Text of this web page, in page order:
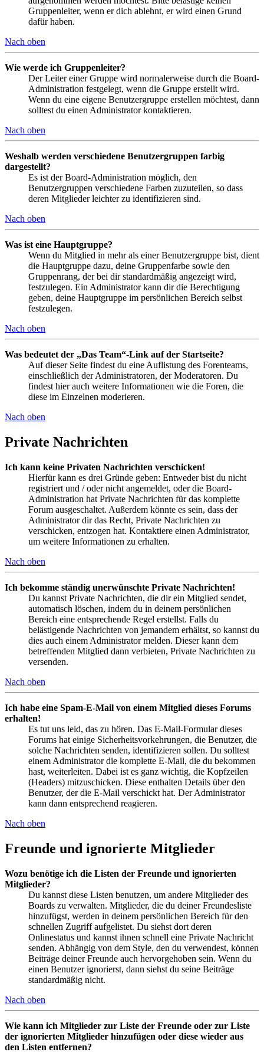
Gruppenleiter, wenn er dich ablehnt, er wird einen Grund
dafür haben.
Nach oben
Wie werde ich Gruppenleiter?
Der Leiter einer Gruppe wird normalerweise durch die Board-
Administration festgelegt, wenn die Gruppe erstellt wird.
Wenn du eine eigene Benutzergruppe erstellen möchtest, dann
solltest du einen Administrator kontaktieren.
Nach oben
Weshalb werden verschiedene Benutzergruppen farbig
dargestellt?
Es ist der Board-Administration möglich, den
Benutzergruppen verschiedene Farben zuzuteilen, so dass
deren Mitglieder leichter zu identifizieren sind.
Nach oben
Was ist eine Hauptgruppe?
Wenn du Mitglied in mehr als einer Benutzergruppe bist, dient
die Hauptgruppe dazu, deine Gruppenfarbe sowie den
Gruppenrang, der bei dir standardmäßig angezeigt wird,
festzulegen. Ein Administrator kann dir die Berechtigung
geben, deine Hauptgruppe im persönlichen Bereich selbst
festzulegen.
Nach oben
Was bedeutet der „Das Team“-Link auf der Startseite?
Auf dieser Seite findest du eine Auflistung des Forenteams,
einschließlich der Administratoren, der Moderatoren. Du
findest hier auch weitere Informationen wie die Foren, die
diese im Einzelnen moderieren.
Nach oben
Private Nachrichten
Ich kann keine Privaten Nachrichten verschicken!
Hierfür kann es drei Gründe geben: Entweder bist du nicht
registriert und / oder nicht angemeldet, oder die Board-
Administration hat Private Nachrichten für das komplette
Forum ausgeschaltet. Außerdem könnte es sein, dass der
Administrator dir das Recht, Private Nachrichten zu
verschicken, entzogen hat. Kontaktiere einen Administrator,
um weitere Informationen zu erhalten.
Nach oben
Ich bekomme ständig unerwünschte Private Nachrichten!
Du kannst Private Nachrichten, die dir ein Mitglied sendet,
automatisch löschen, indem du in deinem persönlichen
Bereich eine entsprechende Regel erstellst. Falls du
belästigende Nachrichten von jemandem erhältst, so kannst du
dies auch einem Administrator melden. Dieser kann dem
betreffenden Mitglied dann verbieten, Private Nachrichten zu
versenden.
Nach oben
Ich habe eine Spam-E-Mail von einem Mitglied dieses Forums
erhalten!
Es tut uns leid, das zu hören. Das E-Mail-Formular dieses
Forums hat einige Sicherheitsvorkehrungen, die Benutzer, die
solche Nachrichten senden, identifizieren sollen. Du solltest
einem Administrator die komplette E-Mail, die du bekommen
hast, weiterleiten. Dabei ist es ganz wichtig, die Kopfzeilen
(Headers) mitzuschicken. Diese enthalten Details über den
Benutzer, der die E-Mail verschickt hat. Der Administrator
kann dann entsprechend reagieren.
Nach oben
Freunde und ignorierte Mitglieder
Wozu benötige ich die Listen der Freunde und ignorierten
Mitglieder?
Du kannst diese Listen benutzen, um andere Mitglieder des
Boards zu verwalten. Mitglieder, die du deiner Freundesliste
hinzufügst, werden in deinem persönlichen Bereich für den
schnellen Zugriff aufgelistet. Du siehst dort deren
Onlinestatus und kannst ihnen schnell eine Private Nachricht
senden. Abhängig von dem Style, den du verwendest, können
Beiträge deiner Freunde auch hervorgehoben sein. Wenn du
einen Benutzer ignorierst, dann siehst du seine Beiträge
standardmäßig nicht.
Nach oben
Wie kann ich Mitglieder zur Liste der Freunde oder zur Liste
der ignorierten Mitglieder hinzufügen oder diese wieder aus
den Listen entfernen?